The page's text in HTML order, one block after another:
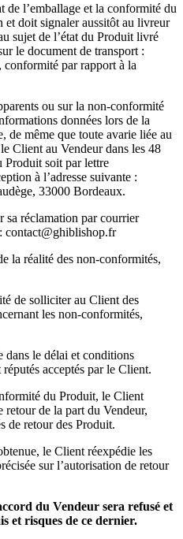
de l’emballage et la conformité du
doit signaler aussitôt au livreur
sujet de l’état du Produit livré
le document de transport :
conformité par rapport à la
ou sur la non-conformité
données lors de la
de même que toute avarie liée au
Client au Vendeur dans les 48
Produit soit par lettre
à l’adresse suivante :
33000 Bordeaux.
sa réclamation par courrier
contact@ghiblishop.fr
la réalité des non-conformités,
de solliciter au Client des
les non-conformités,
dans le délai et conditions
acceptés par le Client.
du Produit, le Client
de la part du Vendeur,
de retour des Produit.
le Client réexpédie les
sur l’autorisation de retour
du Vendeur sera refusé et
et risques de ce dernier.